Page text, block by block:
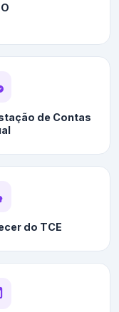
de Contas
do TCE